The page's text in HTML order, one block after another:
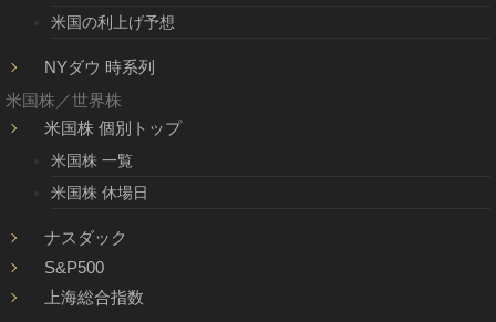
米国の利上げ予想
NYダウ 時系列
米国株／世界株
米国株 個別トップ
米国株 一覧
米国株 休場日
ナスダック
S&P500
上海総合指数